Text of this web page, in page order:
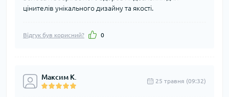
цінителів унікального дизайну та якості.
Відгук був корисний? 0
Максим К. 25 травня (09:32)